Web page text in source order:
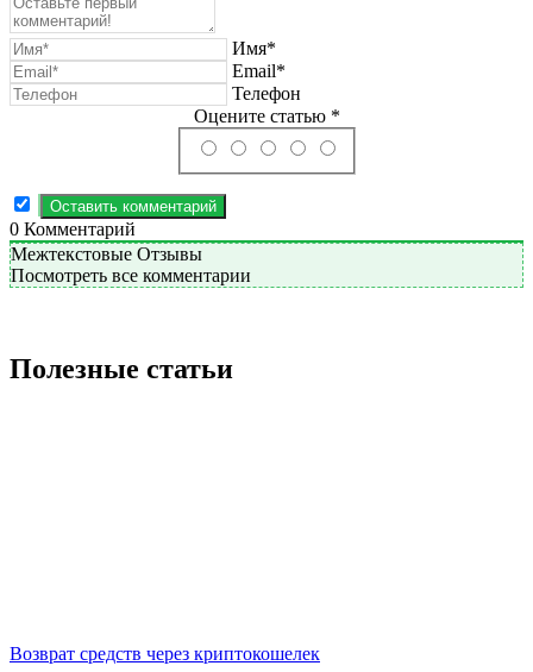
Имя*
Email*
Телефон
Оцените статью *
0 Комментарий
Межтекстовые Отзывы
Посмотреть все комментарии
Полезные статьи
Возврат средств через криптокошелек